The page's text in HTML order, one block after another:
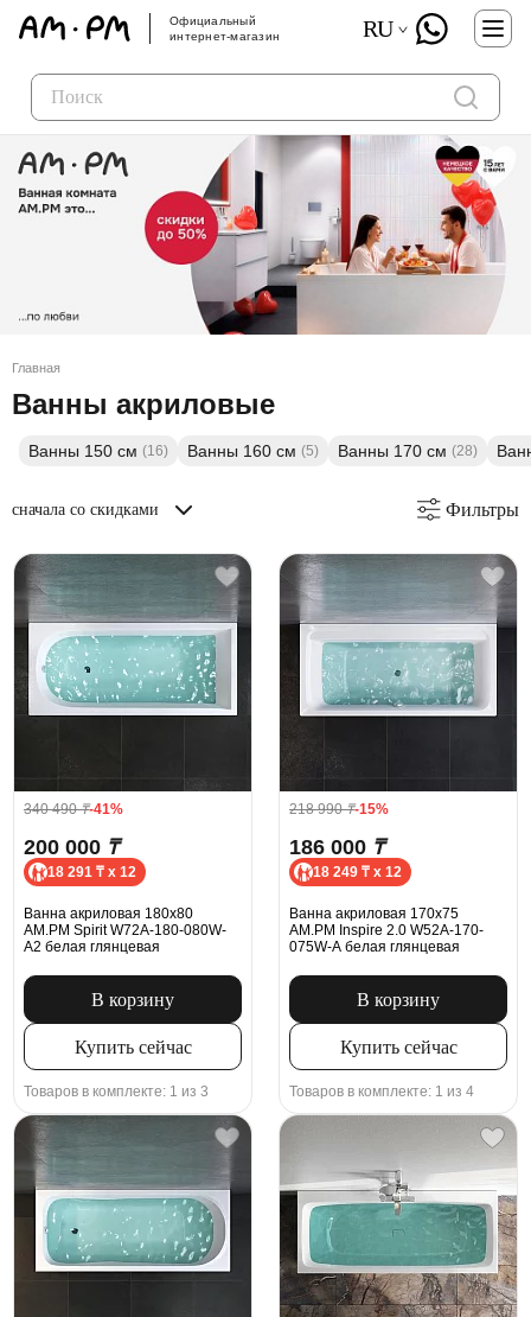
Официальный
интернет-магазин
RU
Главная
Ванны акриловые
Ванны 150 см (16) Ванны 160 см (5) Ванны 170 см (28)
сначала со скидками Фильтры
340 490₸-41%
200 000 ₸
18 291 ₸ x 12
Ванна акриловая 180x80
AM.PM Spirit W72A-180-080W-
A2 белая глянцевая
В корзину
Купить сейчас
Товаров в комплекте: 1 из 3
218 990₸-15%
186 000 ₸
18 249 ₸ x 12
Ванна акриловая 170x75
AM.PM Inspire 2.0 W52A-170-
075W-A белая глянцевая
В корзину
Купить сейчас
Товаров в комплекте: 1 из 4